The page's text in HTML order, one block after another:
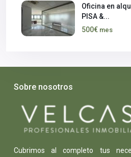
Oficina en
PISA &...
500€ mes
Sobre nosotros
Cubrimos al completo tus